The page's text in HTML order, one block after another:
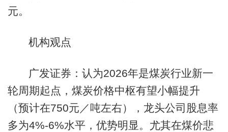
元。
机构观点
广发证券：认为2026年是煤炭行业新一
轮周期起点，煤炭价格中枢有望小幅提升
（预计在750元／吨左右），龙头公司股息率
多为4%-6%水平，优势明显。尤其在煤价悲